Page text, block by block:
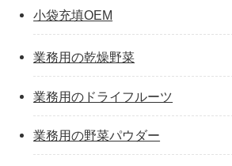
小袋充填OEM
業務用の乾燥野菜
業務用のドライフルーツ
業務用の野菜パウダー